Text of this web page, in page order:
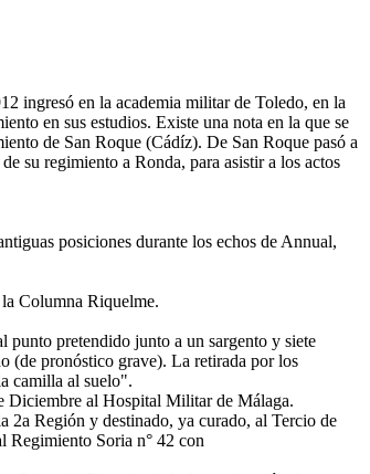
ingresó en la academia militar de Toledo, en la
en sus estudios. Existe una nota en la que se
de San Roque (Cádíz). De San Roque pasó a
su regimiento a Ronda, para asistir a los actos
posiciones durante los echos de Annual,
Columna Riquelme.
punto pretendido junto a un sargento y siete
(de pronóstico grave). La retirada por los
camilla al suelo".
Diciembre al Hospital Militar de Málaga.
2a Región y destinado, ya curado, al Tercio de
Regimiento Soria n° 42 con